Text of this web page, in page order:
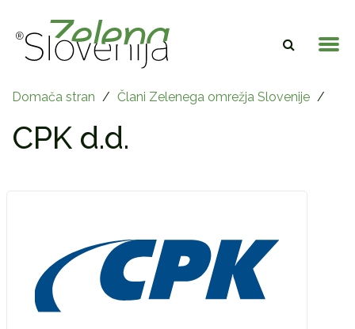
Domača stran / Člani Zelenega omrežja Slovenije /
CPK d.d.